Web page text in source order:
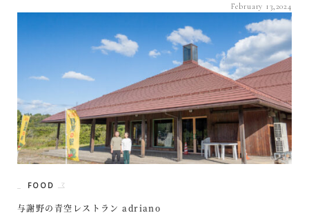
February 13,2024
FOOD
与謝野の青空レストラン adriano